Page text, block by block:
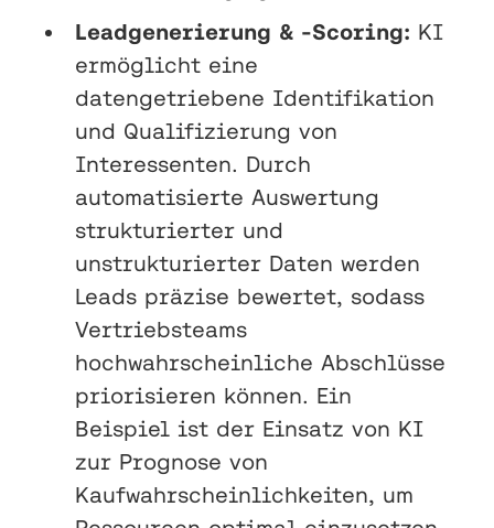
Leadgenerierung & -Scoring: KI
ermöglicht eine
datengetriebene Identifikation
und Qualifizierung von
Interessenten. Durch
automatisierte Auswertung
strukturierter und
unstrukturierter Daten werden
Leads präzise bewertet, sodass
Vertriebsteams
hochwahrscheinliche Abschlüsse
priorisieren können. Ein
Beispiel ist der Einsatz von KI
zur Prognose von
Kaufwahrscheinlichkeiten, um